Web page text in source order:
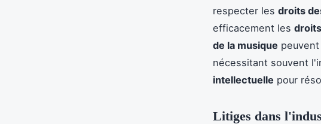
respecter les droits
efficacement les
de la musique
nécessitant souvent
intellectuelle pour
Litiges dans